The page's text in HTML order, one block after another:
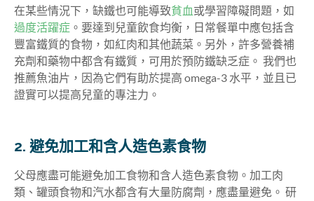
在某些情況下，缺鐵也可能導致貧血或學習障礙問題，如
過度活躍症 。要達到兒童飲食均衡，日常餐單中應包括含
豐富鐵質的食物，如紅肉和其他蔬菜。另外，許多營養補
充劑和藥物中都含有鐵質，可用於預防鐵缺乏症。 我們也
推薦魚油片，因為它們有助於提高 omega-3 水平，並且已
證實可以提高兒童的專注力。
2. 避免加工和含人造色素食物
父母應盡可能避免加工食物和含人造色素食物。加工肉
類、罐頭食物和汽水都含有大量防腐劑，應盡量避免。 研